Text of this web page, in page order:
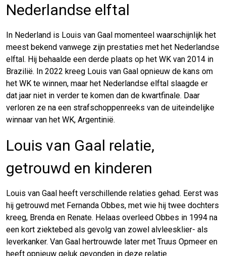
Nederlandse elftal
In Nederland is Louis van Gaal momenteel waarschijnlijk het
meest bekend vanwege zijn prestaties met het Nederlandse
elftal. Hij behaalde een derde plaats op het WK van 2014 in
Brazilië. In 2022 kreeg Louis van Gaal opnieuw de kans om
het WK te winnen, maar het Nederlandse elftal slaagde er
dat jaar niet in verder te komen dan de kwartfinale. Daar
verloren ze na een strafschoppenreeks van de uiteindelijke
winnaar van het WK, Argentinië.
Louis van Gaal relatie,
getrouwd en kinderen
Louis van Gaal heeft verschillende relaties gehad. Eerst was
hij getrouwd met Fernanda Obbes, met wie hij twee dochters
kreeg, Brenda en Renate. Helaas overleed Obbes in 1994 na
een kort ziektebed als gevolg van zowel alvleesklier- als
leverkanker. Van Gaal hertrouwde later met Truus Opmeer en
heeft opnieuw geluk gevonden in deze relatie.